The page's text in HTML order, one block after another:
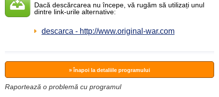
Dacă descărcarea nu începe, vă rugăm să utilizați unul
dintre link-urile alternative:
descarca - http://www.original-war.com
» înapoi la detaliile programului
Raportează o problemă cu programul